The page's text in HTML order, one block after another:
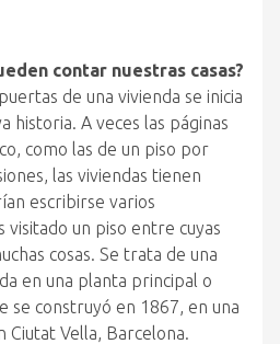
contar nuestras casas?
de una vivienda se inicia
historia. A veces las páginas
como las de un piso por
las viviendas tienen
escribirse varios
visitado un piso entre cuyas
cosas. Se trata de una
en una planta principal o
se construyó en 1867, en una
Ciutat Vella, Barcelona.